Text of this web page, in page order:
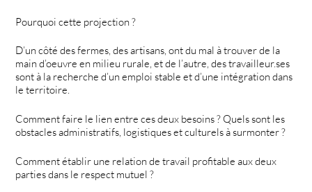
Pourquoi cette projection ?
D’un côté des fermes, des artisans, ont du mal à trouver de la
main d’oeuvre en milieu rurale, et de l’autre, des travailleur.ses
sont à la recherche d’un emploi stable et d’une intégration dans
le territoire.
Comment faire le lien entre ces deux besoins ? Quels sont les
obstacles administratifs, logistiques et culturels à surmonter ?
Comment établir une relation de travail profitable aux deux
parties dans le respect mutuel ?